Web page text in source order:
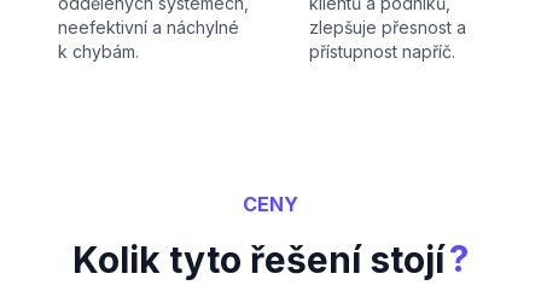
neefektivní a náchylné
k chybám.
zlepšuje přesnost a
přístupnost napříč.
CENY
Kolik tyto řešení stojí?